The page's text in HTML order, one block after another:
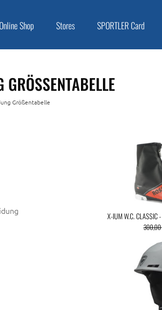
Online Shop Stores SPORTLER Card
Größentabelle
X-IUM W.C. CLASSIC